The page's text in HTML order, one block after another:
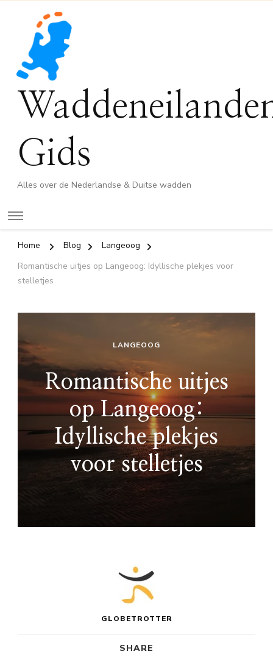
Gids
Alles over de Nederlandse & Duitse wadden
Home Blog
Langeoog
Romantische uitjes op Langeoog: Idyllische plekjes voor
stelletjes
LANGEOOG
Romantische uitjes
op Langeoog:
Idyllische plekjes
voor stelletjes
GLOBETROTTER
SHARE